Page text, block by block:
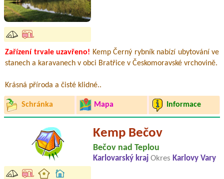
Zařízení trvale uzavřeno! Kemp Černý rybník nabízí ubytování ve
stanech a karavanech v obci Bratřice v Českomoravské vrchovině.
Krásná příroda a čisté klidné..
Schránka Mapa Informace
Kemp Bečov
Bečov nad Teplou
Karlovarský kraj Okres Karlovy Vary